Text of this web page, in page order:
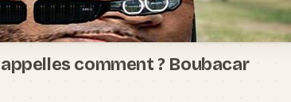
comment ? Boubacar